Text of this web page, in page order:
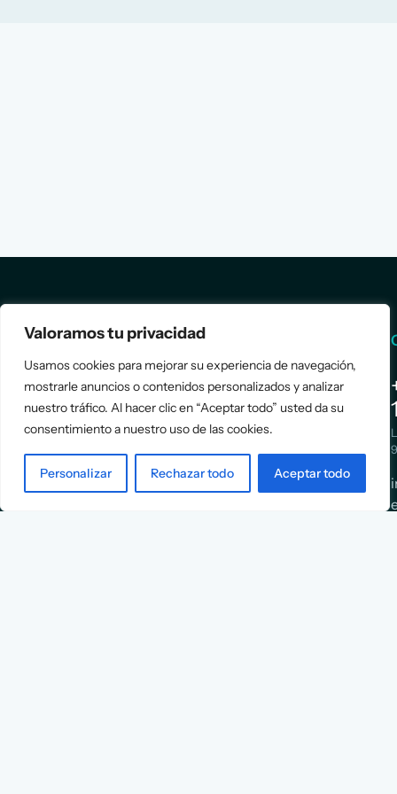
Valoramos tu privacidad
Usamos cookies para mejorar su experiencia de navegación,
mostrarle anuncios o contenidos personalizados y analizar
nuestro tráfico. Al hacer clic en “Aceptar todo” usted da su
consentimiento a nuestro uso de las cookies.
Personalizar Rechazar todo Aceptar todo
Española
de
Services
Assessment
Positioning
Strategy
Implementation
About Us
Services
Blog
Terms &